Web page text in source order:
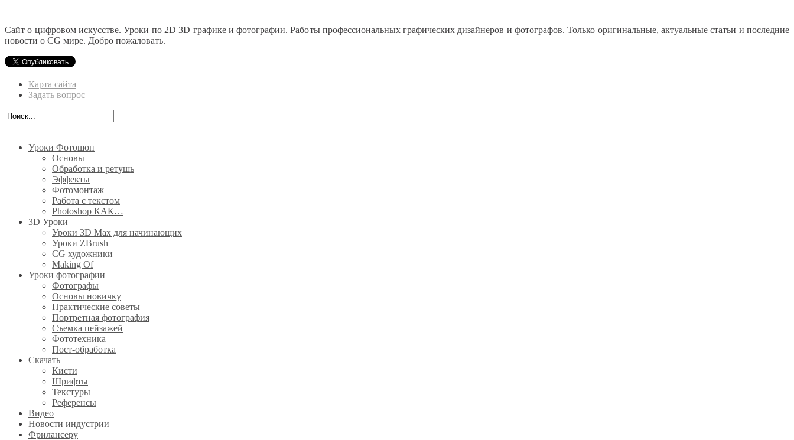
Сайт о цифровом искусстве. Уроки по 2D 3D графике и фотографии. Работы профессиональных графических дизайнеров и фотографов. Только оригинальные, актуальные статьи и последние
новости о CG мире. Добро пожаловать.
Карта сайта
Задать вопрос
Уроки Фотошоп
Основы
Обработка и ретушь
Эффекты
Фотомонтаж
Работа с текстом
Photoshop КАК…
3D Уроки
Уроки 3D Max для начинающих
Уроки ZBrush
CG художники
Making Of
Уроки фотографии
Фотографы
Основы новичку
Практические советы
Портретная фотография
Съемка пейзажей
Фототехника
Пост-обработка
Скачать
Кисти
Шрифты
Текстуры
Референсы
Видео
Новости индустрии
Фрилансеру